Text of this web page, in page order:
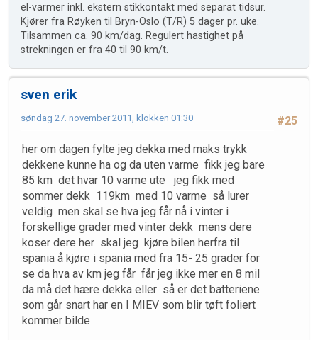
el-varmer inkl. ekstern stikkontakt med separat tidsur.
Kjører fra Røyken til Bryn-Oslo (T/R) 5 dager pr. uke.
Tilsammen ca. 90 km/dag. Regulert hastighet på
strekningen er fra 40 til 90 km/t.
sven erik
#25
søndag 27. november 2011, klokken 01:30
her om dagen fylte jeg dekka med maks trykk
dekkene kunne ha og da uten varme fikk jeg bare
85 km det hvar 10 varme ute jeg fikk med
sommer dekk 119km med 10 varme så lurer
veldig men skal se hva jeg får nå i vinter i
forskellige grader med vinter dekk mens dere
koser dere her skal jeg kjøre bilen herfra til
spania å kjøre i spania med fra 15- 25 grader for
se da hva av km jeg får får jeg ikke mer en 8 mil
da må det hære dekka eller så er det batteriene
som går snart har en I MIEV som blir tøft foliert
kommer bilde